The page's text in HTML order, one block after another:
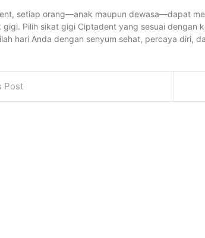
setiap orang—anak maupun dewasa—dapat
gigi. Pilih sikat gigi Ciptadent yang sesuai dengan
hari Anda dengan senyum sehat, percaya diri,
Post